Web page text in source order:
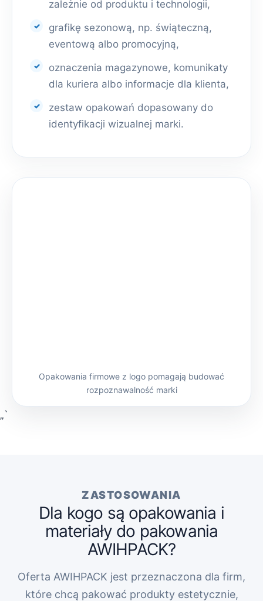
zależnie od produktu i technologii,
grafikę sezonową, np. świąteczną,
eventową albo promocyjną,
oznaczenia magazynowe, komunikaty
dla kuriera albo informacje dla klienta,
zestaw opakowań dopasowany do
identyfikacji wizualnej marki.
Opakowania firmowe z logo pomagają budować
rozpoznawalność marki
„`
ZASTOSOWANIA
Dla kogo są opakowania i
materiały do pakowania
AWIHPACK?
Oferta AWIHPACK jest przeznaczona dla firm,
które chcą pakować produkty estetycznie,